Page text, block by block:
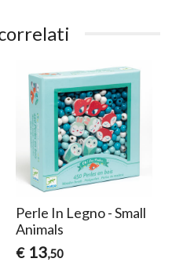
Perle In Legno - Small
Animals
€ 13,50